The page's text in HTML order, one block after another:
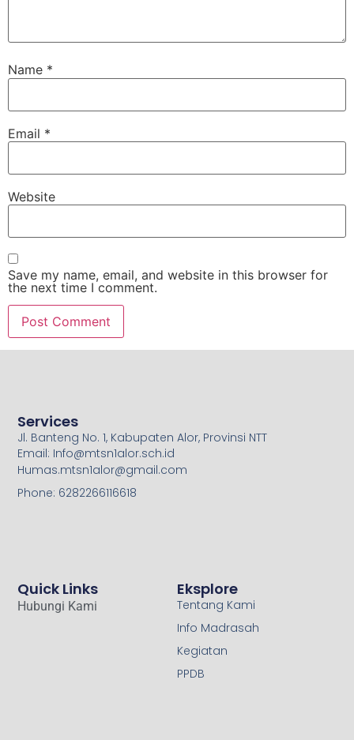
Name *
Email *
Website
Save my name, email, and website in this browser for
the next time I comment.
Eksplore
Tentang Kami
Info Madrasah
Kegiatan
PPDB
Quick Links
Hubungi Kami
Services
Jl. Banteng No. 1, Kabupaten Alor, Provinsi NTT
Email: Info@mtsn1alor.sch.id
Humas.mtsn1alor@gmail.com
Phone: 6282266116618